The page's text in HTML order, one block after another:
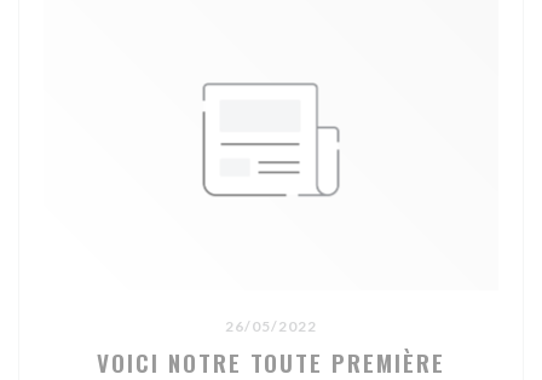
26/05/2022
VOICI NOTRE TOUTE PREMIÈRE